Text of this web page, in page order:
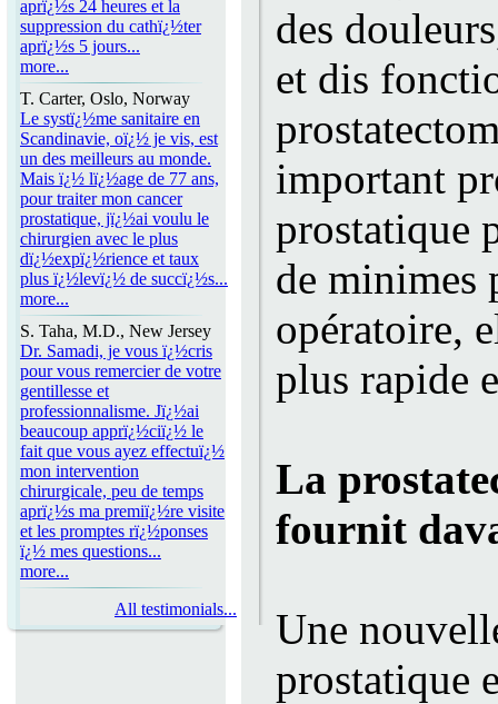
aprï¿½s 24 heures et la
suppression du cathï¿½ter
aprï¿½s 5 jours...
more...
T. Carter, Oslo, Norway
Le systï¿½me sanitaire en
Scandinavie, oï¿½ je vis, est
un des meilleurs au monde.
Mais ï¿½ lï¿½age de 77 ans,
pour traiter mon cancer
prostatique, jï¿½ai voulu le
chirurgien avec le plus
dï¿½expï¿½rience et taux
plus ï¿½levï¿½ de succï¿½s...
more...
S. Taha, M.D., New Jersey
Dr. Samadi, je vous ï¿½cris
pour vous remercier de votre
gentillesse et
professionnalisme. Jï¿½ai
beaucoup apprï¿½ciï¿½ le
fait que vous ayez effectuï¿½
mon intervention
chirurgicale, peu de temps
aprï¿½s ma premiï¿½re visite
et les promptes rï¿½ponses
ï¿½ mes questions...
more...
All testimonials...
des
et dis
important
prostatique
de minimes
opératoire,
plus rapide
La
fournit
Une
prostatique